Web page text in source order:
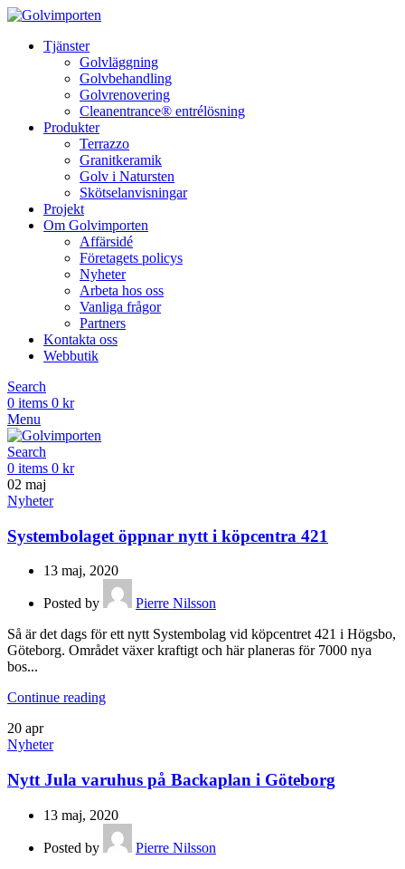
Tjänster
Golvläggning
Golvbehandling
Golvrenovering
Cleanentrance® entrélösning
Produkter
Terrazzo
Granitkeramik
Golv i Natursten
Skötselanvisningar
Projekt
Om Golvimporten
Affärsidé
Företagets policys
Nyheter
Arbeta hos oss
Vanliga frågor
Partners
Kontakta oss
Webbutik
Search
0 items 0 kr
Menu
Search
0 items 0 kr
02 maj
Nyheter
Systembolaget öppnar nytt i köpcentra 421
13 maj, 2020
Posted by
Pierre Nilsson
Så är det dags för ett nytt Systembolag vid köpcentret 421 i Högsbo,
Göteborg. Området växer kraftigt och här planeras för 7000 nya
bos...
Continue reading
20 apr
Nyheter
Nytt Jula varuhus på Backaplan i Göteborg
13 maj, 2020
Posted by
Pierre Nilsson